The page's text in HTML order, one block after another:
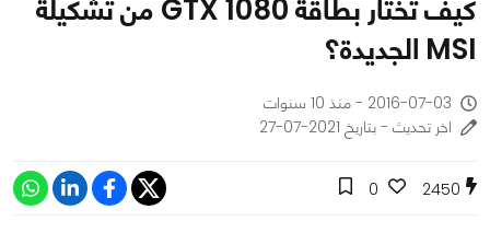
كيف تختار بطاقة GTX 1080 من تشكيلة
MSI الجديدة؟
2016-07-03 - منذ 10 سنوات
اخر تحديث - بتاريخ 2021-07-27
2450
0